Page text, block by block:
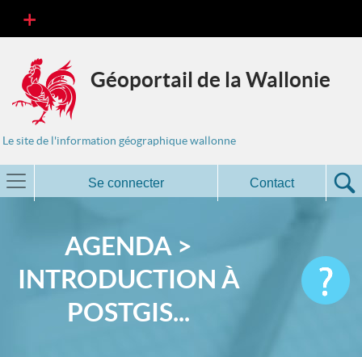
Géoportail de la Wallonie
Le site de l'information géographique wallonne
Se connecter Contact
AGENDA >
INTRODUCTION À
POSTGIS...